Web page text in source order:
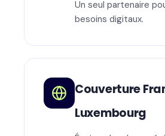
Un seul partenaire
besoins digitaux.
Couverture
Luxembourg